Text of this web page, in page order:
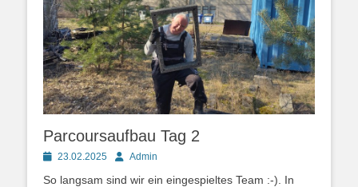
Parcoursaufbau Tag 2
Posted23.02.2025 AutorAdmin
So langsam sind wir ein eingespieltes Team :-). In